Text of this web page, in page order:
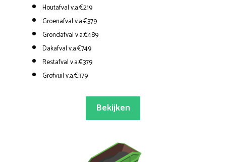
Houtafval v.a.€219
Groenafval v.a.€379
Grondafval v.a.€489
Dakafval v.a.€749
Restafval v.a.€379
Grofvuil v.a.€379
Bekijken